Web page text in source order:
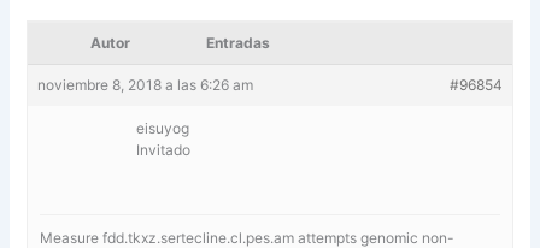
Autor Entradas
noviembre 8, 2018 a las 6:26 am #96854
eisuyog
Invitado
Measure fdd.tkxz.sertecline.cl.pes.am attempts genomic non-